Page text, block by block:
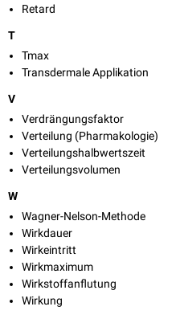
Retard
T
Tmax
Transdermale Applikation
V
Verdrängungsfaktor
Verteilung (Pharmakologie)
Verteilungshalbwertszeit
Verteilungsvolumen
W
Wagner-Nelson-Methode
Wirkdauer
Wirkeintritt
Wirkmaximum
Wirkstoffanflutung
Wirkung